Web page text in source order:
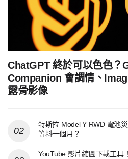
ChatGPT 終於可以色色？
Companion 會調情、
露骨影像
特斯拉 Model Y RWD 電池
等料一個月？
YouTube 影片縮圖下載工具